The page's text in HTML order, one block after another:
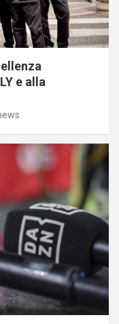
e alla